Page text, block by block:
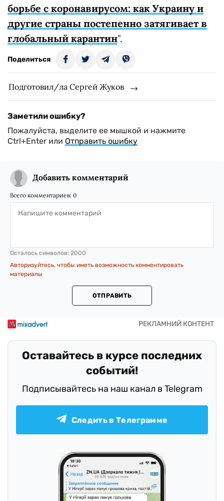
борьбе с коронавирусом: как Украину и
другие страны постепенно затягивает в
глобальный карантин".
Поделиться
Подготовил/ла Сергей Жуков
Заметили ошибку?
Пожалуйста, выделите ее мышкой и нажмите
Ctrl+Enter или Отправить ошибку
Добавить комментарий
Всего комментариев: 0
Осталось символов: 2000
Авторизуйтесь, чтобы иметь возможность комментировать
материалы
ОТПРАВИТЬ
Оставайтесь в курсе последних
событий!
Подписывайтесь на наш канал в Telegram
Следить в Телеграмме